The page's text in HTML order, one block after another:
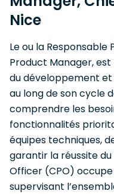
Nice
Le ou la Responsable
Product Manager,
du développement et
au long de son cycle
comprendre les
fonctionnalités
équipes techniques,
garantir la réussite
Officer (CPO)
supervisant